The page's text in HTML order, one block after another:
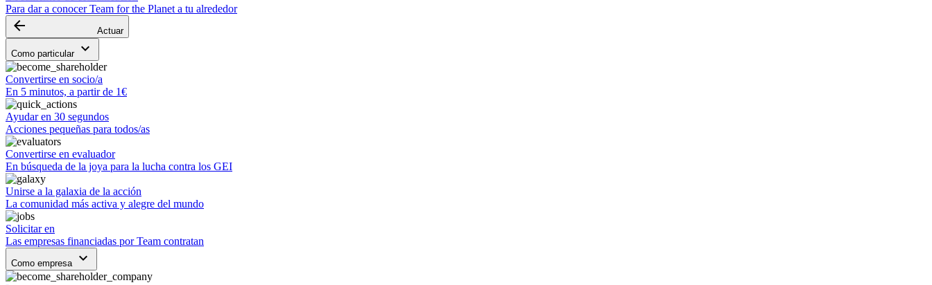
Para dar a conocer Team for the Planet a tu alrededor
arrow_backward Actuar
Como particular keyboard_arrow_down
Convertirse en socio/a
En 5 minutos, a partir de 1€
Ayudar en 30 segundos
Acciones pequeñas para todos/as
Convertirse en evaluador
En búsqueda de la joya para la lucha contra los GEI
Unirse a la galaxia de la acción
La comunidad más activa y alegre del mundo
Solicitar en
Las empresas financiadas por Team contratan
Como empresa keyboard_arrow_down